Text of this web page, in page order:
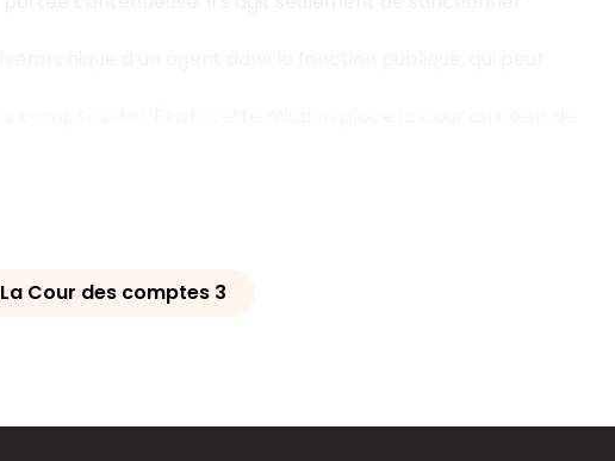
La Cour des comptes 3